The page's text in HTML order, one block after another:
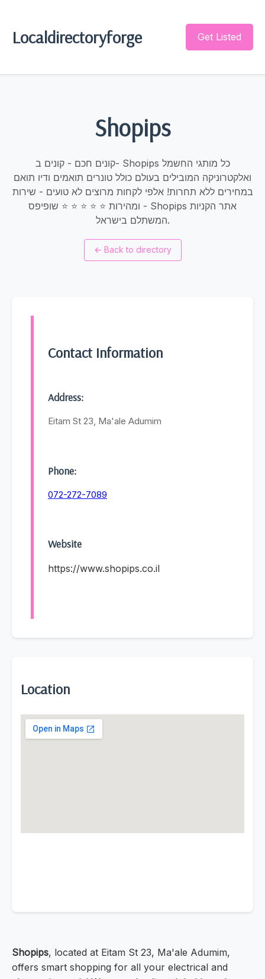
Localdirectoryforge Get Listed
Shopips
קונים חכם - קונים ב- Shopips כל מותגי החשמל
ואלקטרוניקה המובילים בעולם כולל טונרים תואמים ודיו תואם
במחירים ללא תחרות! אלפי לקחות מרוצים לא טועים - שירות
ומהירות ⭐ ⭐ ⭐ ⭐ ⭐ שופיפס - Shopips אתר הקניות
המשתלם בישראל.
← Back to directory
Contact Information
Address:
Eitam St 23, Ma'ale Adumim
Phone:
072-272-7089
Website
https://www.shopips.co.il
Location
Shopips, located at Eitam St 23, Ma'ale Adumim,
offers smart shopping for all your electrical and